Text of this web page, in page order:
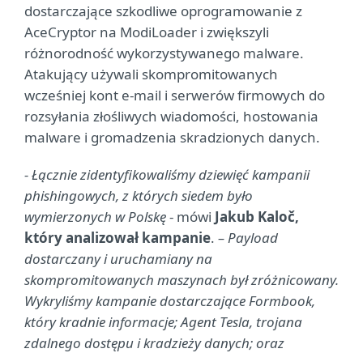
dostarczające szkodliwe oprogramowanie z
AceCryptor na ModiLoader i zwiększyli
różnorodność wykorzystywanego malware.
Atakujący używali skompromitowanych
wcześniej kont e-mail i serwerów firmowych do
rozsyłania złośliwych wiadomości, hostowania
malware i gromadzenia skradzionych danych.
- Łącznie zidentyfikowaliśmy dziewięć kampanii
phishingowych, z których siedem było
wymierzonych w Polskę- mówi Jakub Kaloč,
który analizował kampanie. – Payload
dostarczany i uruchamiany na
skompromitowanych maszynach był zróżnicowany.
Wykryliśmy kampanie dostarczające Formbook,
który kradnie informacje; Agent Tesla, trojana
zdalnego dostępu i kradzieży danych; oraz